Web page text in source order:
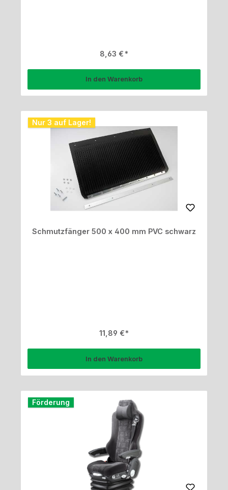
Regulärer Preis:
8,63 €
In den Warenkorb
Nur 3 auf Lager!
Schmutzfänger 500 x 400 mm PVC schwarz
Regulärer Preis:
11,89 €
In den Warenkorb
Förderung